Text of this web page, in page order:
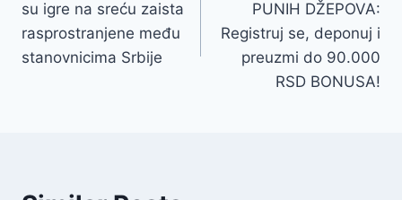
su igre na sreću zaista
rasprostranjene među
stanovnicima Srbije
PUNIH DŽEPOVA:
Registruj se, deponuj i
preuzmi do 90.000
RSD BONUSA!